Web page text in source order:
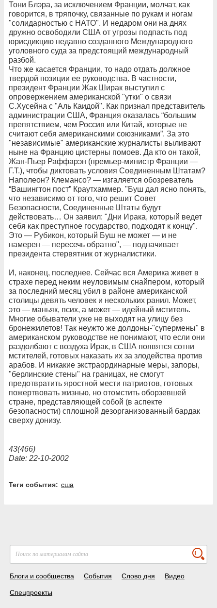
Тони Блэра, за исключением Франции, молчат, как
говорится, в тряпочку, связанные по рукам и ногам
"солидарностью с НАТО". И недаром они на днях
дружно освободили США от угрозы подпасть под
юрисдикцию недавно созданного Международного
уголовного суда за предстоящий международный
разбой.
Что же касается Франции, то надо отдать должное
твердой позиции ее руководства. В частности,
президент Франции Жак Ширак выступил с
опровержением американской "утки" о связи
С.Хусейна с "Аль Каидой". Как признал представитель
администрации США, Франция оказалась “большим
препятствием, чем Россия или Китай, которые не
считают себя американскими союзниками”. За это
"независимые" американские журналисты выливают
ныне на Францию цистерны помоев. Да кто он такой,
Жан-Пьер Раффарэн (премьер-министр Франции —
Г.Т.), чтобы диктовать условия Соединенным Штатам?
Наполеон? Клемансо? — изгаляется обозреватель
“Вашингтон пост” Краутхаммер. "Буш дал ясно понять,
что независимо от того, что решит Совет
Безопасности, Соединенные Штаты будут
действовать… Он заявил: "Дни Ирака, который ведет
себя как преступное государство, подходят к концу".
Это — Рубикон, который Буш не может — и не
намерен — пересечь обратно", — подначивает
президента стервятник от журналистики.
И, наконец, последнее. Сейчас вся Америка живет в
страхе перед неким неуловимым снайпером, который
за последний месяц убил в районе американской
столицы девять человек и нескольких ранил. Может,
это — маньяк, псих, а может — идейный мститель.
Многие обыватели уже не выходят на улицу без
бронежилетов! Так неужто же долдоны-"супермены" в
американском руководстве не понимают, что если они
раздолбают с воздуха Ирак, в США появятся сотни
мстителей, готовых наказать их за злодейства против
арабов. И никакие экстраординарные меры, запоры,
"берлинские стены" на границах, не смогут
предотвратить яростной мести патриотов, готовых
пожертвовать жизнью, но отомстить оборзевшей
стране, представляющей собой (в аспекте
безопасности) сплошной дезорганизованный бардак
сверху донизу.
43(466)
Date: 22-10-2002
Теги события: сша
Блоги и сообщества События Слово дня Видео
Спецпроекты